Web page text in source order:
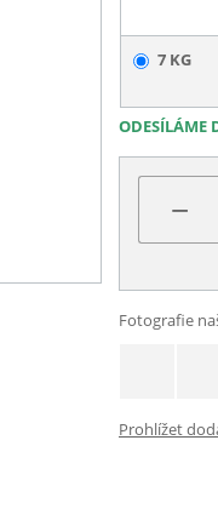
7 KG
ODESÍLÁME
−
Fotografie
Prohlížet